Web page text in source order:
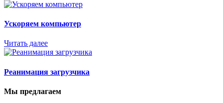
Ускоряем компьютер
Читать далее
Реанимация загрузчика
Мы предлагаем